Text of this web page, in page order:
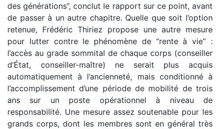
des générations”, conclut le rapport sur ce point, avant
de passer à un autre chapitre. Quelle que soit l’option
retenue, Frédéric Thiriez propose une autre mesure
pour lutter contre le phénomène de “rente à vie” :
l’accès au grade sommital de chaque corps (conseiller
d’État, conseiller-maître) ne serait plus acquis
automatiquement à l’ancienneté, mais conditionné à
l’accomplissement d’une période de mobilité de trois
ans sur un poste opérationnel à niveau de
responsabilité. Une mesure assez soutenable pour les
grands corps, dont les membres sont en général très